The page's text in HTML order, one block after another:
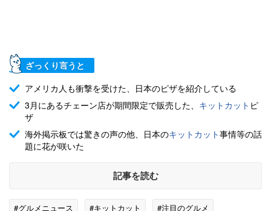
ざっくり言うと
アメリカ人も衝撃を受けた、日本のピザを紹介している
3月にあるチェーン店が期間限定で販売した、 キットカット ピ
ザ
海外掲示板では驚きの声の他、日本のキットカット事情等の話
題に花が咲いた
記事を読む
#グルメニュース #キットカット
#注目のグルメ